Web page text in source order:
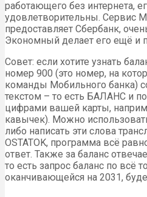
работающего без интернета,
удовлетворительны. Сервис
предоставляет Сбербанк,
Экономный делает его ещё и
Совет: если хотите узнать
номер 900 (это номер, на
команды Мобильного банка)
текстом – то есть БАЛАНС и
цифрами вашей карты,
кавычек). Можно
либо написать эти слова
OSTATOK, программа всё
ответ. Также за баланс
то есть запрос баланс по всё
оканчивающейся на 2031,